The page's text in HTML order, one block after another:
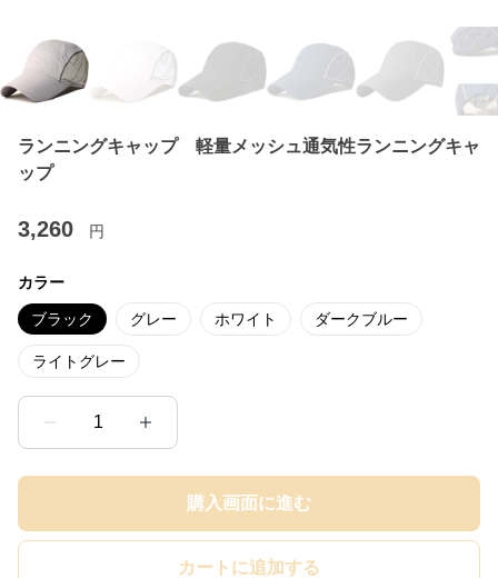
ランニングキャップ 軽量メッシュ通気性ランニングキャ
ップ
3,260 円
カラー
ブラック グレー ホワイト ダークブルー
ライトグレー
1
購入画面に進む
カートに追加する